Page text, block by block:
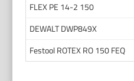
FLEX PE 14-2 150
DEWALT DWP849X
Festool ROTEX RO 150 FEQ